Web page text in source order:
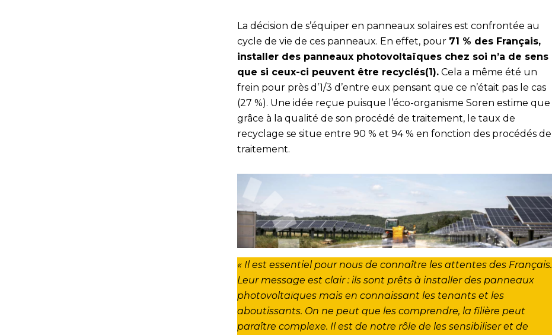
La décision de s’équiper en panneaux solaires est confrontée au
cycle de vie de ces panneaux. En effet, pour 71 % des Français,
installer des panneaux photovoltaïques chez soi n’a de sens
que si ceux-ci peuvent être recyclés(1). Cela a même été un
frein pour près d’1/3 d’entre eux pensant que ce n’était pas le cas
(27 %). Une idée reçue puisque l’éco-organisme Soren estime que
grâce à la qualité de son procédé de traitement, le taux de
recyclage se situe entre 90 % et 94 % en fonction des procédés de
traitement.
« Il est essentiel pour nous de connaître les attentes des Français.
Leur message est clair : ils sont prêts à installer des panneaux
photovoltaïques mais en connaissant les tenants et les
aboutissants. On ne peut que les comprendre, la filière peut
paraître complexe. Il est de notre rôle de les sensibiliser et de